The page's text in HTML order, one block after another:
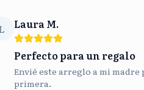
Laura M.
Perfecto para un regalo
Envié este arreglo a mi
primera.